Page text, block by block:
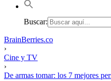
Buscar:
BrainBerries.co
›
Cine y TV
›
De armas tomar: los 7 mejores